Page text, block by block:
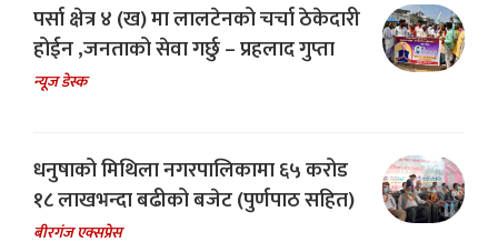
पर्सा क्षेत्र ४ (ख) मा लालटेनको चर्चा ठेकेदारी
होईन ,जनताको सेवा गर्छु – प्रहलाद गुप्ता
न्यूज डेस्क
धनुषाको मिथिला नगरपालिकामा ६५ करोड
१८ लाखभन्दा बढीको बजेट (पुर्णपाठ सहित)
बीरगंज एक्सप्रेस